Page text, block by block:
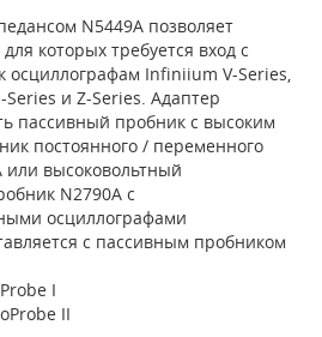
N5449A позволяет
которых требуется вход с
осциллографам Infiniium V-Series,
Series и Z-Series. Адаптер
пассивный пробник с высоким
постоянного / переменного
или высоковольтный
N2790A с
осциллографами
с пассивным пробником
I
II